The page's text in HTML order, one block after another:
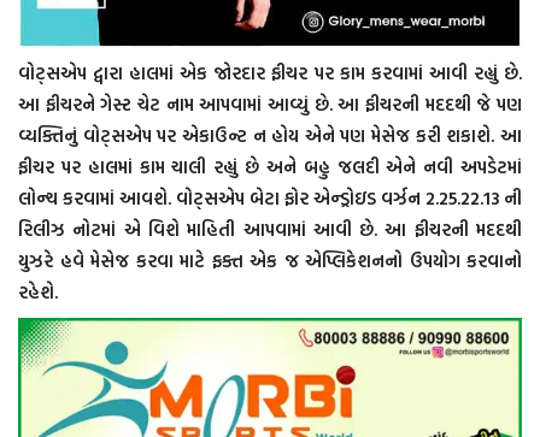
વોટ્સએપ દ્વારા હાલમાં એક જોરદાર ફીચર પર કામ કરવામાં આવી રહ્યું છે.
આ ફીચરને ગેસ્ટ ચેટ નામ આપવામાં આવ્યું છે. આ ફીચરની મદદથી જે પણ
વ્યક્તિનું વોટ્સએપ પર એકાઉન્ટ ન હોય એને પણ મેસેજ કરી શકાશે. આ
ફીચર પર હાલમાં કામ ચાલી રહ્યું છે અને બહુ જલદી એને નવી અપડેટમાં
લોન્ચ કરવામાં આવશે. વોટ્સએપ બેટા ફોર એન્ડ્રોઇડ વર્ઝન 2.25.22.13 ની
રિલીઝ નોટમાં એ વિશે માહિતી આપવામાં આવી છે. આ ફીચરની મદદથી
યુઝરે હવે મેસેજ કરવા માટે ફક્ત એક જ એપ્લિકેશનનો ઉપયોગ કરવાનો
રહેશે.